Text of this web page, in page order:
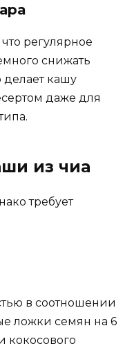
регулярное
снижать
делает кашу
даже для
из чиа
требует
в соотношении
ложки семян на 6
кокосового